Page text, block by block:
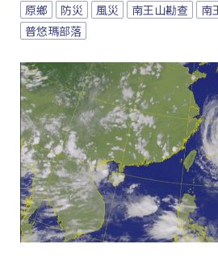
原鄉 防災 風災 南王山勘查
南
普悠瑪部落